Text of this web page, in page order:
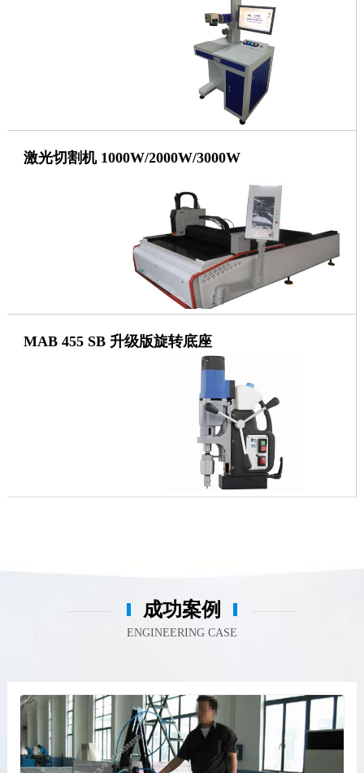
激光切割机 1000W/2000W/3000W
MAB 455 SB 升级版旋转底座
成功案例
ENGINEERING CASE